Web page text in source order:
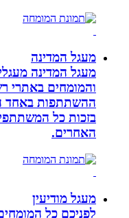
מעגל המדינה
מעגל המדינה מעגלי
והמומחים באתרי
ההשתתפות באחד
בזכות כל
האחרים.
מעגל מודיעין
לפניכם כל המומחים